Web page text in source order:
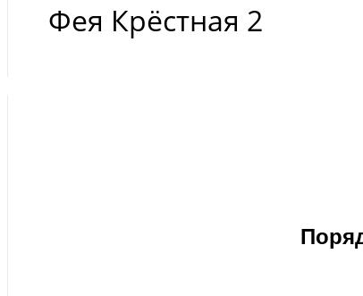
Фея Крёстная 2